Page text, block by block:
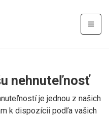
nehnuteľnosť
je jednou z našich
k dispozícii podľa vašich